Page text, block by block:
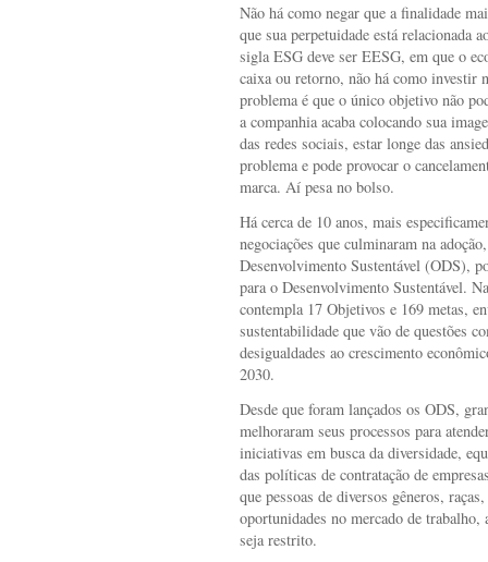
Não há como negar que a finalidade
que sua perpetuidade está relacionada
sigla ESG deve ser EESG, em que o
caixa ou retorno, não há como investir
problema é que o único objetivo não
a companhia acaba colocando sua
das redes sociais, estar longe das
problema e pode provocar o
marca. Aí pesa no bolso.
Há cerca de 10 anos, mais
negociações que culminaram na
Desenvolvimento Sustentável (ODS),
para o Desenvolvimento Sustentável.
contempla 17 Objetivos e 169 metas,
sustentabilidade que vão de questões
desigualdades ao crescimento
2030.
Desde que foram lançados os ODS,
melhoraram seus processos para
iniciativas em busca da diversidade,
das políticas de contratação de
que pessoas de diversos gêneros,
oportunidades no mercado de trabalho,
seja restrito.